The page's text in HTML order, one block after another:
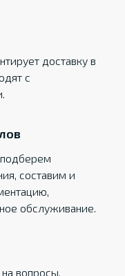
доставку в
с
составим и
обслуживание.
вопросы,